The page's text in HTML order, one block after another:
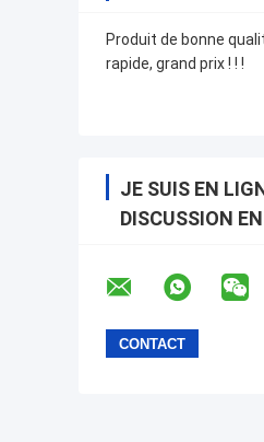
Produit de bonne
rapide, grand prix ! ! !
JE SUIS EN
DISCUSSION